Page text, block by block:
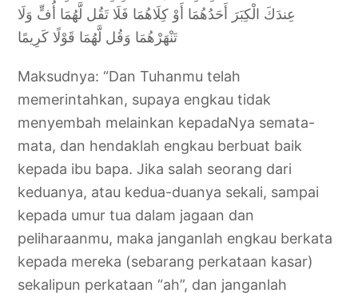
عِندَكَ الْكِبَرَ أَحَدُهُمَا أَوْ كِلَاهُمَا فَلَا تَقُل لَّهُمَا أُفٍّ وَلَا
تَنْهَرْهُمَا وَقُل لَّهُمَا قَوْلًا كَرِيمًا
Maksudnya: “Dan Tuhanmu telah
memerintahkan, supaya engkau tidak
menyembah melainkan kepadaNya semata-
mata, dan hendaklah engkau berbuat baik
kepada ibu bapa. Jika salah seorang dari
keduanya, atau kedua-duanya sekali, sampai
kepada umur tua dalam jagaan dan
peliharaanmu, maka janganlah engkau berkata
kepada mereka (sebarang perkataan kasar)
sekalipun perkataan “ah”, dan janganlah